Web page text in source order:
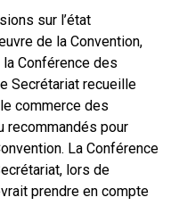
sur l’état
de la Convention,
Conférence des
Secrétariat recueille
commerce des
recommandés pour
La Conférence
lors de
prendre en compte